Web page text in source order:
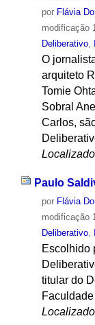
por Flávia
modificação
Deliberativo,
O
arquiteto
Tomie
Sobral
Carlos,
Paulo
por Flávia
modificação
Deliberativo,
Escolhido
titular do